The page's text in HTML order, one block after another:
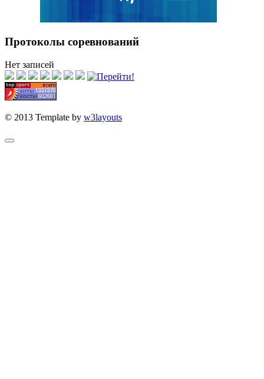
Протоколы соревнований
Нет записей
© 2013 Template by w3layouts